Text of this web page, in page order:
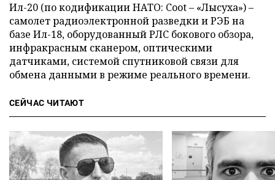
Ил-20 (по кодификации НАТО: Coot – «Лысуха») –
самолет радиоэлектронной разведки и РЭБ на
базе Ил-18, оборудованный РЛС бокового обзора,
инфракрасным сканером, оптическими
датчиками, системой спутниковой связи для
обмена данными в режиме реального времени.
СЕЙЧАС ЧИТАЮТ